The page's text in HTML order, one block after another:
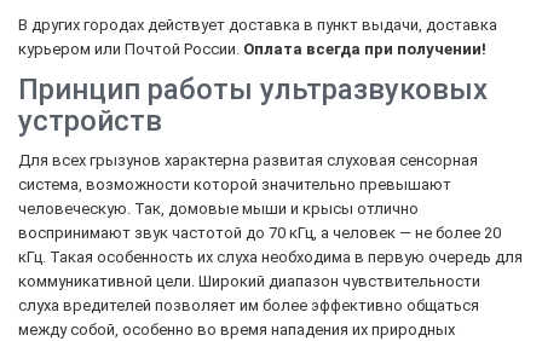
В других городах действует доставка в пункт выдачи, доставка
курьером или Почтой России. Оплата всегда при получении!
Принцип работы ультразвуковых
устройств
Для всех грызунов характерна развитая слуховая сенсорная
система, возможности которой значительно превышают
человеческую. Так, домовые мыши и крысы отлично
воспринимают звук частотой до 70 кГц, а человек — не более 20
кГц. Такая особенность их слуха необходима в первую очередь для
коммуникативной цели. Широкий диапазон чувствительности
слуха вредителей позволяет им более эффективно общаться
между собой, особенно во время нападения их природных